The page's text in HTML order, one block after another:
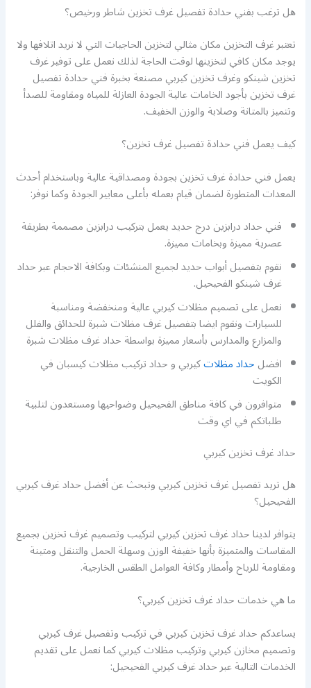
هل ترغب بفني حدادة تفصيل غرف تخزين شاطر ورخيص؟
تعتبر غرف التخزين مكان مثالي لتخزين الحاجيات التي لا نريد اتلافها ولا
يوجد مكان كافي لتخزينها لوقت الحاجة لذلك نعمل على توفير غرف
تخزين شينكو وغرف تخزين كيربي مصنعة بخبرة فني حدادة تفصيل
غرف تخزين بأجود الخامات عالية الجودة العازلة للمياه ومقاومة للصدأ
وتتميز بالمتانة وصلابة والوزن الخفيف.
كيف يعمل فني حدادة تفصيل غرف تخزين؟
يعمل فني حدادة غرف تخزين بجودة ومصداقية عالية وباستخدام أحدث
المعدات المتطورة لضمان قيام بعمله بأعلى معايير الجودة وكما نوفر:
فني حداد درابزين درج حديد يعمل بتركيب درابزين مصممة بطريقة
عصرية مميزة وبخامات مميزة.
نقوم بتفصيل أبواب حديد لجميع المنشئات وبكافة الاحجام عبر حداد
غرف شينكو الفحيحيل.
نعمل على تصميم مظلات كيربي عالية ومنخفضة ومناسبة
للسيارات ونقوم ايضا بتفصيل غرف مظلات شبرة للحدائق والفلل
والمزارع والمدارس بأسعار مميزة بواسطة حداد غرف مظلات شبرة
افضلحداد مظلاتكيربي و حداد تركيب مظلات كيسبان في
الكويت
متوافرون في كافة مناطق الفحيحيل وضواحيها ومستعدون لتلبية
طلباتكم في اي وقت
حداد غرف تخزين كيربي
هل تريد تفصيل غرف تخزين كيربي وتبحث عن أفضل حداد غرف كيربي
الفحيحيل؟
يتوافر لدينا حداد غرف تخزين كيربي لتركيب وتصميم غرف تخزين بجميع
المقاسات والمتميزة بأنها خفيفة الوزن وسهلة الحمل والتنقل ومتينة
ومقاومة للرياح وأمطار وكافة العوامل الطقس الخارجية.
ما هي خدمات حداد غرف تخزين كيربي؟
يساعدكم حداد غرف تخزين كيربي في تركيب وتفصيل غرف كيربي
وتصميم مخازن كيربي وتركيب مظلات كيربي كما نعمل على تقديم
الخدمات التالية عبر حداد غرف كيربي الفحيحيل: